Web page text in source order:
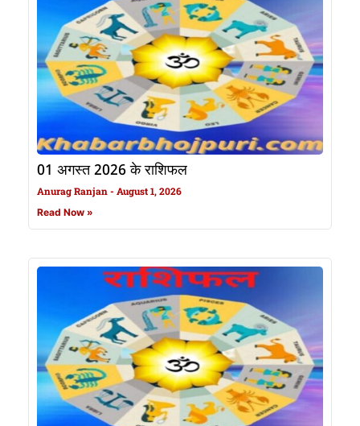
01 अगस्त 2026 के राशिफल
Anurag Ranjan August 1, 2026
Read Now »